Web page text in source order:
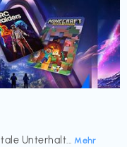
Unterhalt... Mehr